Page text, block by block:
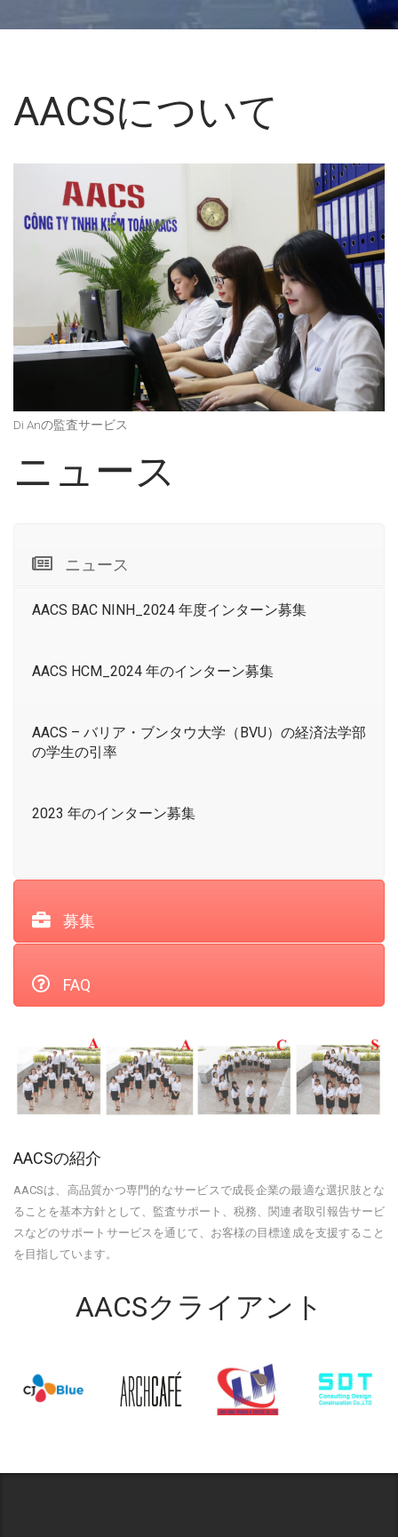
AACSについて
Di Anの監査サービス
ニュース
ニュース
AACS BAC NINH_2024 年度インターン募集
AACS HCM_2024 年のインターン募集
AACS – バリア・ブンタウ大学（BVU）の経済法学部
の学生の引率
2023 年のインターン募集
募集
FAQ
AACSの紹介
AACSは、高品質かつ専門的なサービスで成長企業の最適な選択肢とな
ることを基本方針として、監査サポート、税務、関連者取引報告サービ
スなどのサポートサービスを通じて、お客様の目標達成を支援すること
を目指しています。
AACSクライアント